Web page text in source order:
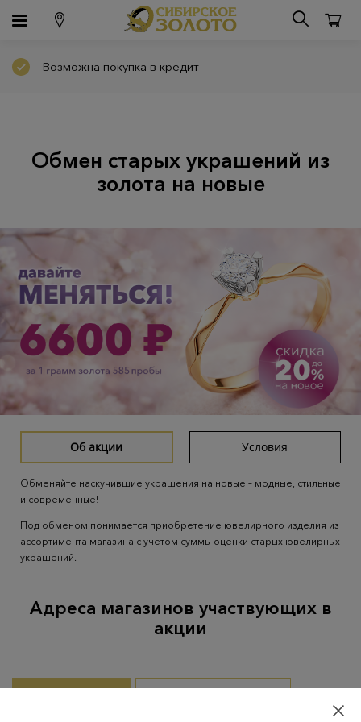
Возможна покупка в кредит
Обмен старых украшений из
золота на новые
Об акции Условия
Обменяйте наскучившие украшения на новые – модные, стильные
и современные!
Под обменом понимается приобретение ювелирного изделия из
ассортимента магазина с учетом суммы оценки старых ювелирных
украшений.
Адреса магазинов участвующих в
акции
ВСЕ ГОРОДА НИЖНЕВАРТОВСК